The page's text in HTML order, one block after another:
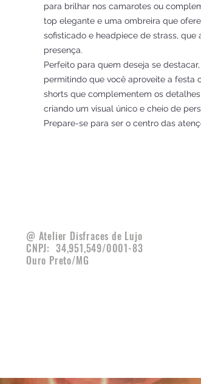
para brilhar nos camarotes ou
top elegante e uma ombreira que
sofisticado e headpiece de strass,
presença.
Perfeito para quem deseja se
permitindo que você aproveite a festa
shorts que complementem os
criando um visual único e cheio de
Prepare-se para ser o centro das
@ Atelier Disfraces de Lujo
CNPJ: 34,951,549/0001-83
Ouro Preto/MG